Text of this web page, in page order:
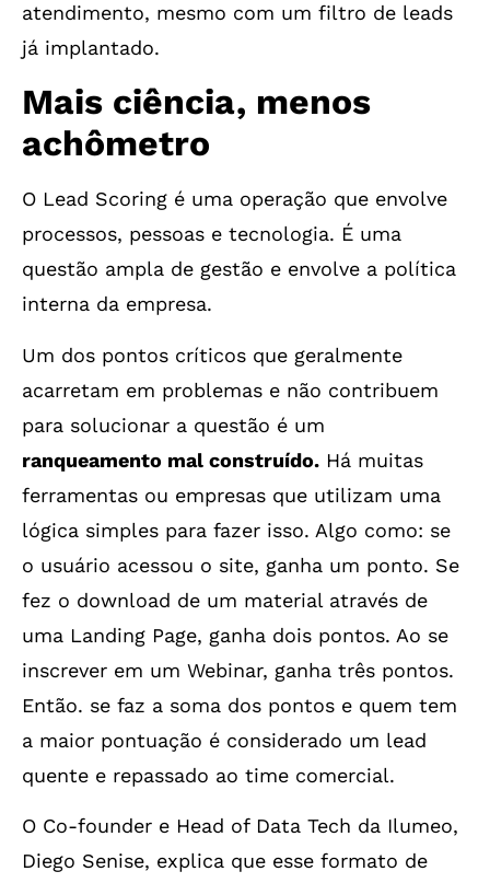
atendimento, mesmo com um filtro de leads
já implantado.
Mais ciência, menos
achômetro
O Lead Scoring é uma operação que envolve
processos, pessoas e tecnologia. É uma
questão ampla de gestão e envolve a política
interna da empresa.
Um dos pontos críticos que geralmente
acarretam em problemas e não contribuem
para solucionar a questão é um
ranqueamento mal construído. Há muitas
ferramentas ou empresas que utilizam uma
lógica simples para fazer isso. Algo como: se
o usuário acessou o site, ganha um ponto. Se
fez o download de um material através de
uma Landing Page, ganha dois pontos. Ao se
inscrever em um Webinar, ganha três pontos.
Então. se faz a soma dos pontos e quem tem
a maior pontuação é considerado um lead
quente e repassado ao time comercial.
O Co-founder e Head of Data Tech da Ilumeo,
Diego Senise, explica que esse formato de